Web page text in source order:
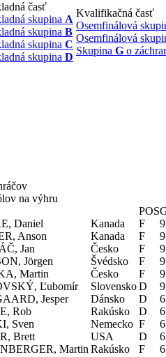
časť
skupina A
skupina B
skupina C
skupina D
Kvalifikačná časť
Osemfinálová
Osemfinálová
Skupina G o
na výhru
POS
Daniel Kanada F
9
Anson Kanada F
9
Jan Česko F
9
Jörgen Švédsko F
9
Martin Česko F
9
Ľubomír SlovenskoD
9
Jesper Dánsko D
6
Rob Rakúsko D
6
Sven Nemecko F
6
Brett USA D
6
Martin Rakúsko F
6